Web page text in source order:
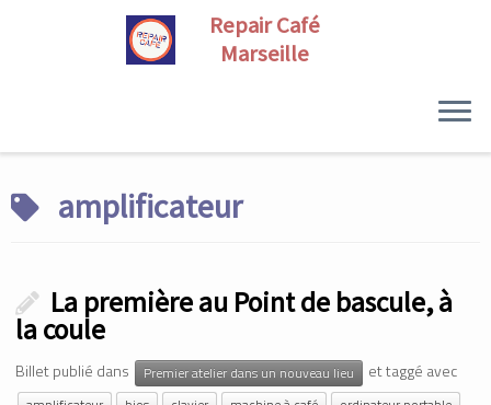
to
contentamplificateur
La première au Point de bascule, à
la coule
Billet publié dans Premier atelier dans un nouveau lieu et taggé avec